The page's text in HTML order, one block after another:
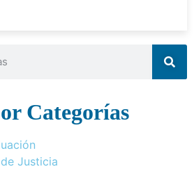
Categorías
Justicia